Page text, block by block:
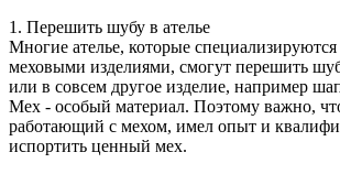
1. Перешить шубу в ателье
Многие ателье, которые специализируются
меховыми изделиями, смогут перешить
или в совсем другое изделие, например
Мех - особый материал. Поэтому важно,
работающий с мехом, имел опыт и
испортить ценный мех.